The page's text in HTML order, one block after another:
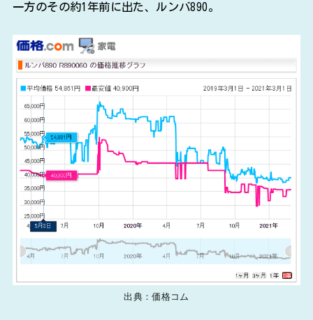
一方のその約1年前に出た、ルンバ890。
出典：価格コム